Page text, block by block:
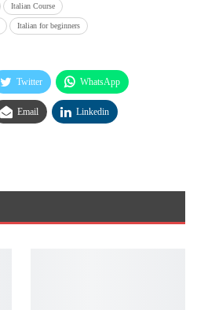
Italian Course
Italian for beginners
Twitter WhatsApp
Email Linkedin